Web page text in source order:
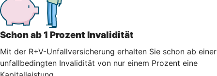
Schon ab 1 Prozent Invalidität
Mit der R+V-Unfallversicherung erhalten Sie schon ab einer
unfallbedingten Invalidität von nur einem Prozent eine